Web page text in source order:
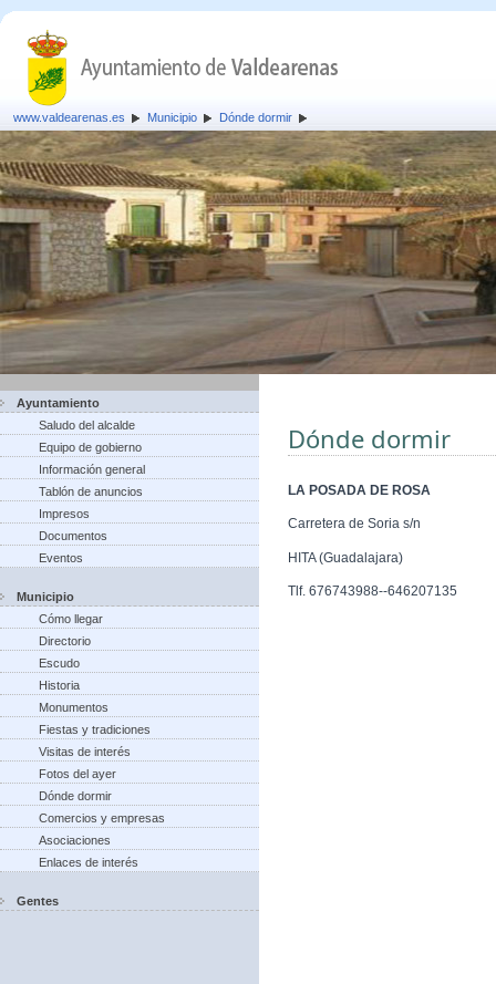
www.valdearenas.es Municipio Dónde dormir
Ayuntamiento
Saludo del alcalde
Equipo de gobierno
Información general
Tablón de anuncios
Impresos
Documentos
Eventos
Municipio
Cómo llegar
Directorio
Escudo
Historia
Monumentos
Fiestas y tradiciones
Visitas de interés
Fotos del ayer
Dónde dormir
Comercios y empresas
Asociaciones
Enlaces de interés
Gentes
Dónde dormir
LA POSADA DE ROSA
Carretera de Soria s/n
HITA (Guadalajara)
Tlf. 676743988--646207135